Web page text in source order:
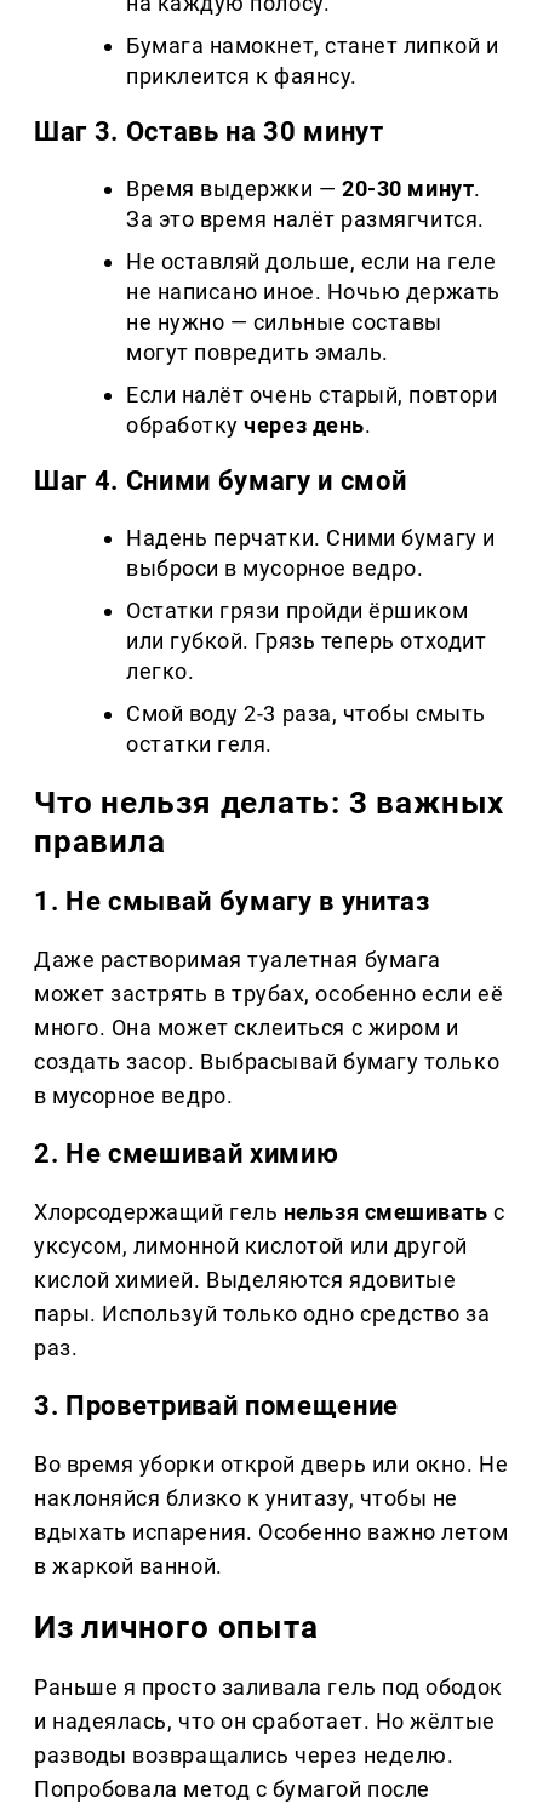
Бумага намокнет, станет липкой и
приклеится к фаянсу.
Шаг 3. Оставь на 30 минут
Время выдержки —20-30 минут.
За это время налёт размягчится.
Не оставляй дольше, если на геле
не написано иное. Ночью держать
не нужно — сильные составы
могут повредить эмаль.
Если налёт очень старый, повтори
обработкучерез день.
Шаг 4. Сними бумагу и смой
Надень перчатки. Сними бумагу и
выброси в мусорное ведро.
Остатки грязи пройди ёршиком
или губкой. Грязь теперь отходит
легко.
Смой воду 2-3 раза, чтобы смыть
остатки геля.
Что нельзя делать: 3 важных
правила
1. Не смывай бумагу в унитаз
Даже растворимая туалетная бумага
может застрять в трубах, особенно если её
много. Она может склеиться с жиром и
создать засор. Выбрасывай бумагу только
в мусорное ведро.
2. Не смешивай химию
Хлорсодержащий гель нельзя смешивать с
уксусом, лимонной кислотой или другой
кислой химией. Выделяются ядовитые
пары. Используй только одно средство за
раз.
3. Проветривай помещение
Во время уборки открой дверь или окно. Не
наклоняйся близко к унитазу, чтобы не
вдыхать испарения. Особенно важно летом
в жаркой ванной.
Из личного опыта
Раньше я просто заливала гель под ободок
и надеялась, что он сработает. Но жёлтые
разводы возвращались через неделю.
Попробовала метод с бумагой после